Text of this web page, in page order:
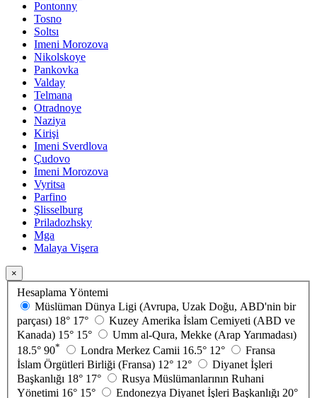
Pontonny
Tosno
Soltsı
Imeni Morozova
Nikolskoye
Pankovka
Valday
Telmana
Otradnoye
Naziya
Kirişi
Imeni Sverdlova
Çudovo
Imeni Morozova
Vyritsa
Parfino
Şlisselburg
Priladozhsky
Mga
Malaya Vişera
×
Hesaplama Yöntemi
Müslüman Dünya Ligi (Avrupa, Uzak Doğu, ABD'nin bir
parçası) 18° 17°
Kuzey Amerika İslam Cemiyeti (ABD ve
Kanada) 15° 15°
Umm al-Qura, Mekke (Arap Yarımadası)
18.5° 90* Londra Merkez Camii 16.5° 12°
Fransa
İslam Örgütleri Birliği (Fransa) 12° 12°
Diyanet İşleri
Başkanlığı 18° 17°
Rusya Müslümanlarının Ruhani
Yönetimi 16° 15° Endonezya Diyanet İşleri Başkanlığı 20°